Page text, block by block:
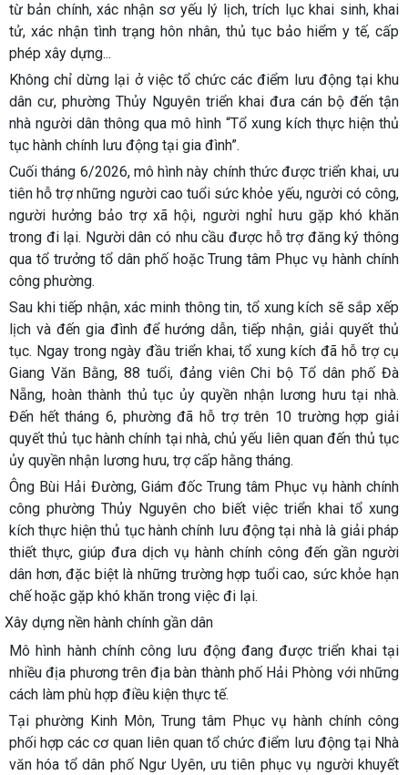
từ bản chính, xác nhận sơ yếu lý lịch, trích lục khai sinh, khai
tử, xác nhận tình trạng hôn nhân, thủ tục bảo hiểm y tế, cấp
phép xây dựng...
Không chỉ dừng lại ở việc tổ chức các điểm lưu động tại khu
dân cư, phường Thủy Nguyên triển khai đưa cán bộ đến tận
nhà người dân thông qua mô hình “Tổ xung kích thực hiện thủ
tục hành chính lưu động tại gia đình”.
Cuối tháng 6/2026, mô hình này chính thức được triển khai, ưu
tiên hỗ trợ những người cao tuổi sức khỏe yếu, người có công,
người hưởng bảo trợ xã hội, người nghỉ hưu gặp khó khăn
trong đi lại. Người dân có nhu cầu được hỗ trợ đăng ký thông
qua tổ trưởng tổ dân phố hoặc Trung tâm Phục vụ hành chính
công phường.
Sau khi tiếp nhận, xác minh thông tin, tổ xung kích sẽ sắp xếp
lịch và đến gia đình để hướng dẫn, tiếp nhận, giải quyết thủ
tục. Ngay trong ngày đầu triển khai, tổ xung kích đã hỗ trợ cụ
Giang Văn Bằng, 88 tuổi, đảng viên Chi bộ Tổ dân phố Đà
Nẵng, hoàn thành thủ tục ủy quyền nhận lương hưu tại nhà.
Đến hết tháng 6, phường đã hỗ trợ trên 10 trường hợp giải
quyết thủ tục hành chính tại nhà, chủ yếu liên quan đến thủ tục
ủy quyền nhận lương hưu, trợ cấp hằng tháng.
Ông Bùi Hải Đường, Giám đốc Trung tâm Phục vụ hành chính
công phường Thủy Nguyên cho biết việc triển khai tổ xung
kích thực hiện thủ tục hành chính lưu động tại nhà là giải pháp
thiết thực, giúp đưa dịch vụ hành chính công đến gần người
dân hơn, đặc biệt là những trường hợp tuổi cao, sức khỏe hạn
chế hoặc gặp khó khăn trong việc đi lại.
Xây dựng nền hành chính gần dân
Mô hình hành chính công lưu động đang được triển khai tại
nhiều địa phương trên địa bàn thành phố Hải Phòng với những
cách làm phù hợp điều kiện thực tế.
Tại phường Kinh Môn, Trung tâm Phục vụ hành chính công
phối hợp các cơ quan liên quan tổ chức điểm lưu động tại Nhà
văn hóa tổ dân phố Ngư Uyên, ưu tiên phục vụ người khuyết